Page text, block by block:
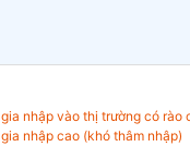
gia nhập vào thị trường có rào
gia nhập cao (khó thâm nhập)